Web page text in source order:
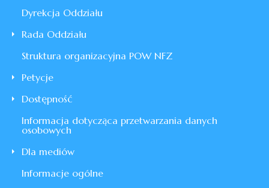
Dyrekcja Oddziału
Rada Oddziału
Struktura organizacyjna POW NFZ
Petycje
Dostępność
Informacja dotycząca przetwarzania danych
osobowych
Dla mediów
Informacje ogólne